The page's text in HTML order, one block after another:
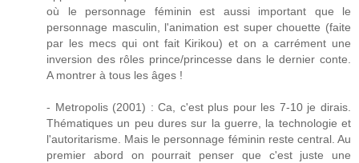
où le personnage féminin est aussi important que le
personnage masculin, l'animation est super chouette (faite
par les mecs qui ont fait Kirikou) et on a carrément une
inversion des rôles prince/princesse dans le dernier conte.
A montrer à tous les âges !
- Metropolis (2001) : Ca, c'est plus pour les 7-10 je dirais.
Thématiques un peu dures sur la guerre, la technologie et
l'autoritarisme. Mais le personnage féminin reste central. Au
premier abord on pourrait penser que c'est juste une